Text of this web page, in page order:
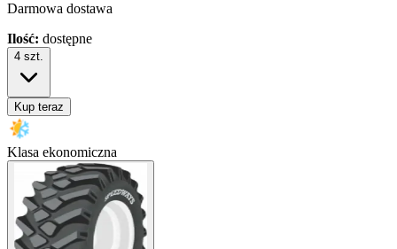
Darmowa dostawa
Ilość: dostępne
4 szt.
Kup teraz
Klasa ekonomiczna